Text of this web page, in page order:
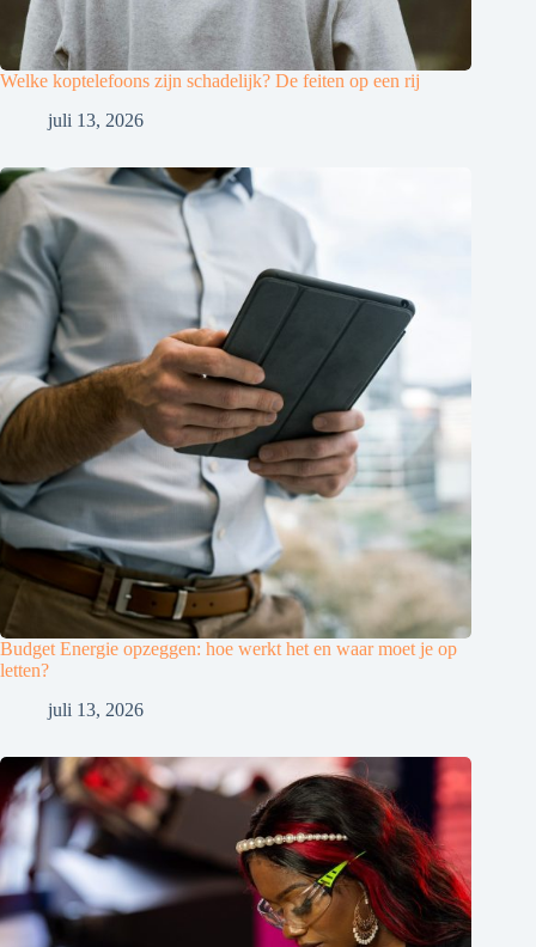
Welke koptelefoons zijn schadelijk? De feiten op een rij
juli 13, 2026
Budget Energie opzeggen: hoe werkt het en waar moet je op
letten?
juli 13, 2026